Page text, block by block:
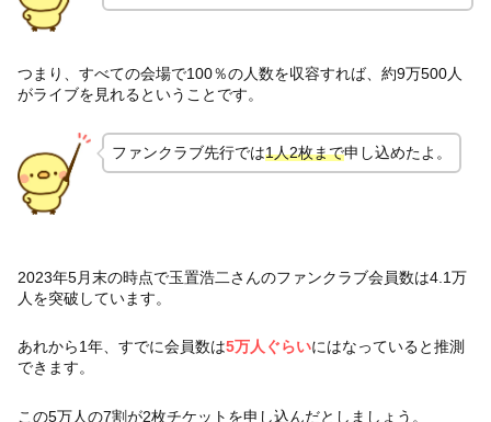
つまり、すべての会場で100％の人数を収容すれば、約9万500人
がライブを見れるということです。
ファンクラブ先行では1人2枚まで申し込めたよ。
2023年5月末の時点で玉置浩二さんのファンクラブ会員数は4.1万
人を突破しています。
あれから1年、すでに会員数は5万人ぐらいにはなっていると推測
できます。
この5万人の7割が2枚チケットを申し込んだとしましょう。